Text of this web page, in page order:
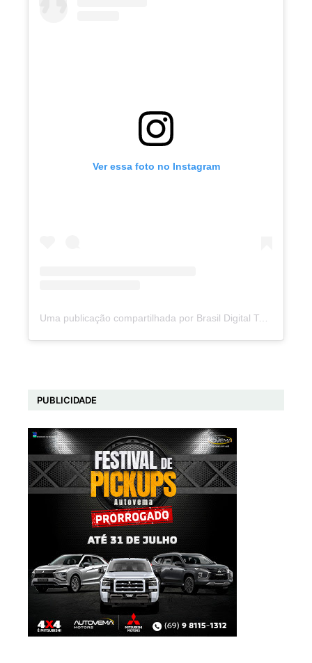
Ver essa foto no Instagram
Uma publicação compartilhada por Brasil Digital Telecom (@brasildigitaltelecom)
PUBLICIDADE